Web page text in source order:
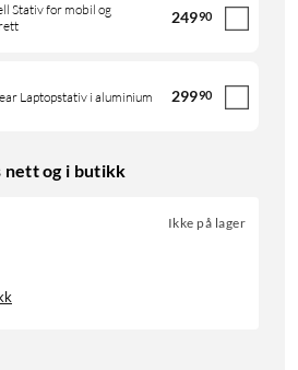
Stativ for mobil og
24990
Laptopstativ i aluminium 29990
nett og i butikk
Ikke på lager